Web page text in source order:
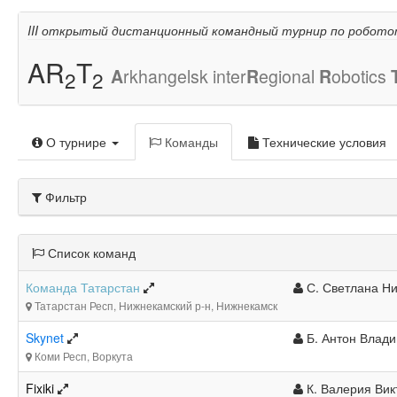
III открытый дистанционный командный турнир по
AR2T2 Arkhangelsk interRegional Robotics
О турнире Команды Технические условия
Фильтр
Список команд
Команда Татарстан
Татарстан Респ, Нижнекамский р-н, Нижнекамск
С. Светлана
Skynet
Коми Респ, Воркута
Б. Антон
Fixiki К. Валерия